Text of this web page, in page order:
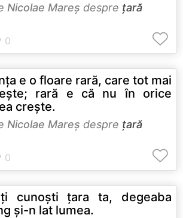
Nicolae Mareș despre țară
e o floare rară, care tot mai
rară e că nu în orice
crește.
Nicolae Mareș despre țară
cunoști țara ta, degeaba
și-n lat lumea.